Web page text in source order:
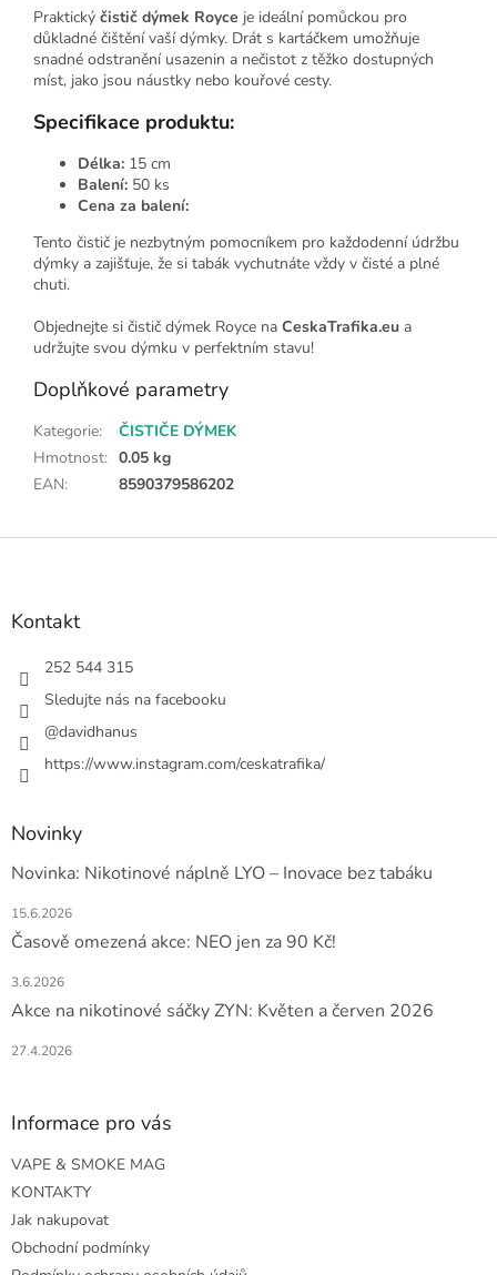
Praktický čistič dýmek Royce je ideální pomůckou pro
důkladné čištění vaší dýmky. Drát s kartáčkem umožňuje
snadné odstranění usazenin a nečistot z těžko dostupných
míst, jako jsou náustky nebo kouřové cesty.
Specifikace produktu:
Délka: 15 cm
Balení: 50 ks
Cena za balení:
Tento čistič je nezbytným pomocníkem pro každodenní údržbu
dýmky a zajišťuje, že si tabák vychutnáte vždy v čisté a plné
chuti.
Objednejte si čistič dýmek Royce na CeskaTrafika.eu a
udržujte svou dýmku v perfektním stavu!
Doplňkové parametry
Kategorie:
ČISTIČE DÝMEK
Hmotnost: 0.05 kg
EAN: 8590379586202
Z
Kontakt
252 544 315
Sledujte nás na facebooku
@davidhanus
https://www.instagram.com/ceskatrafika/
Novinky
Novinka: Nikotinové náplně LYO – Inovace bez tabáku
15.6.2026
Časově omezená akce: NEO jen za 90 Kč!
3.6.2026
Akce na nikotinové sáčky ZYN: Květen a červen 2026
27.4.2026
Informace pro vás
VAPE & SMOKE MAG
KONTAKTY
Jak nakupovat
Obchodní podmínky